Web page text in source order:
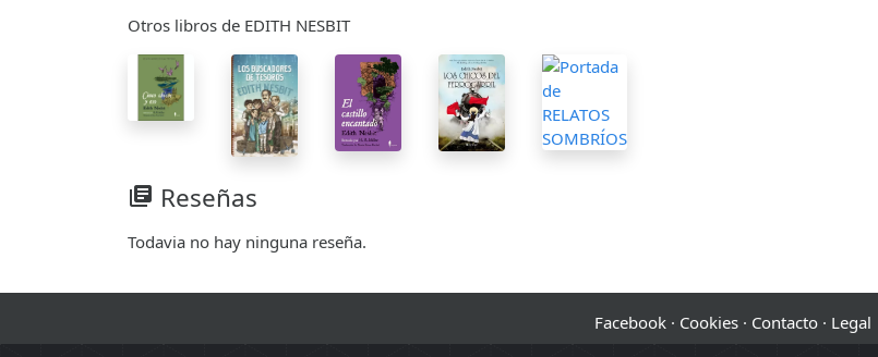
Otros libros de EDITH NESBIT
library_books Reseñas
Todavia no hay ninguna reseña.
Facebook · Cookies · Contacto · Legal